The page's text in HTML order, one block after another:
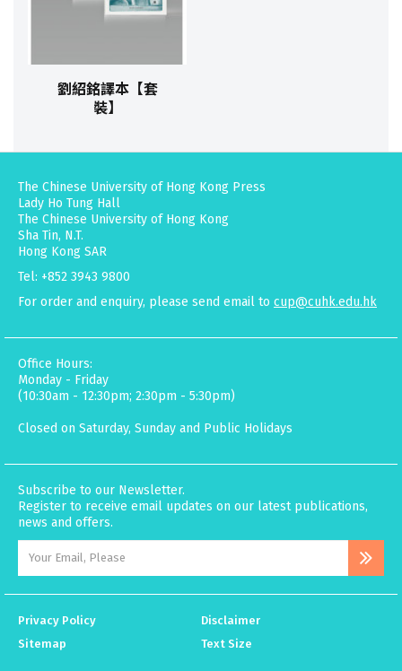
劉紹銘譯本【套
裝】
The Chinese University of Hong Kong Press
Lady Ho Tung Hall
The Chinese University of Hong Kong
Sha Tin, N.T.
Hong Kong SAR
Tel: +852 3943 9800
For order and enquiry, please send email to cup@cuhk.edu.hk
Office Hours:
Monday - Friday
(10:30am - 12:30pm; 2:30pm - 5:30pm)
Closed on Saturday, Sunday and Public Holidays
Subscribe to our Newsletter.
Register to receive email updates on our latest publications,
news and offers.
Privacy Policy
Disclaimer
Sitemap
Text Size